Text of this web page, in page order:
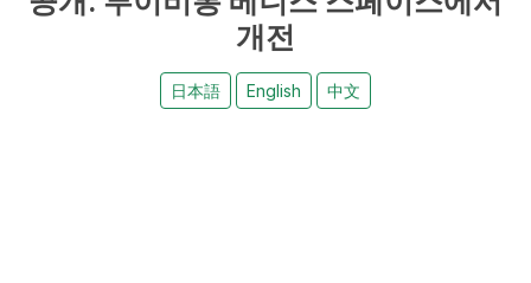
개전
日本語 English 中文